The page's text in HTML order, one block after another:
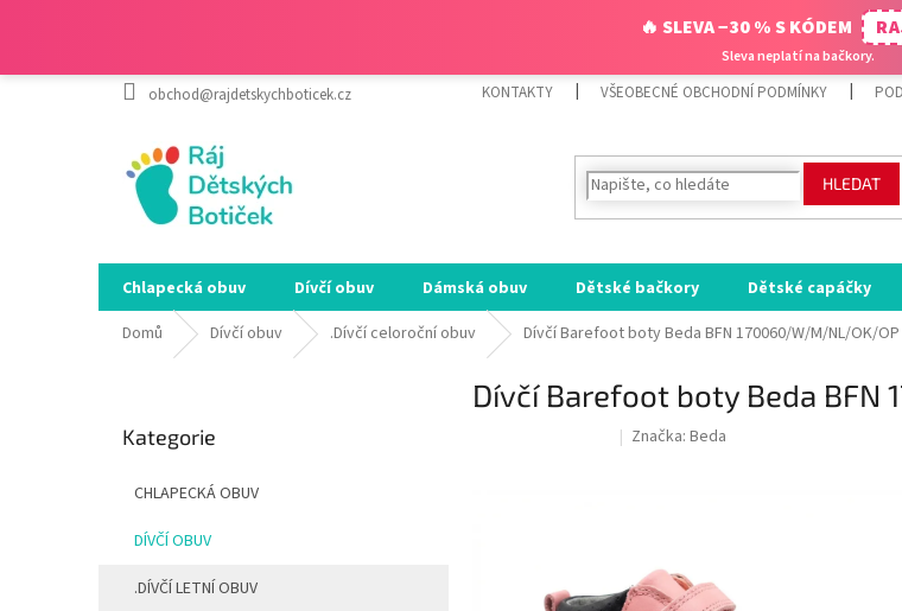
obchod@rajdetskychboticek.cz KONTAKTY VŠEOBECNÉ OBCHODNÍ PODMÍNKY
HLEDAT
Chlapecká obuv Dívčí obuv Dámská obuv Dětské bačkory Dětské capáčky
Domů
Dívčí obuv .Dívčí celoroční obuv Dívčí Barefoot boty Beda BFN 170060/W/M/NL/OK/OP
kategorie
Kategorie
CHLAPECKÁ OBUV
DÍVČÍ OBUV
.DÍVČÍ LETNÍ OBUV
Dívčí Barefoot boty Beda
SALECODE:RAJ30:30:%Značka: Beda
🔥 SLEVA −30 % S KÓDEM
Sleva neplatí na bačkory.